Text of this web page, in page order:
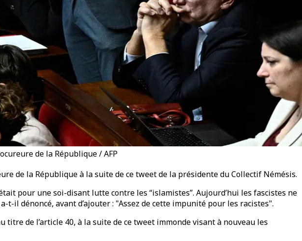
de la République / AFP
de la République à la suite de ce tweet de la présidente du Collectif Némésis.
pour une soi-disant lutte contre les “islamistes”. Aujourd’hui les fascistes ne
il dénoncé, avant d’ajouter : "Assez de cette impunité pour les racistes".
de l’article 40, à la suite de ce tweet immonde visant à nouveau les